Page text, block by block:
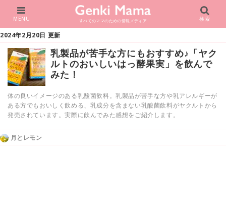
すべてのママのための情報メディア
MENU 検索
2024年2月20日 更新
乳製品が苦手な方にもおすすめ♪「ヤク
ルトのおいしいはっ酵果実」を飲んで
みた！
体の良いイメージのある乳酸菌飲料。乳製品が苦手な方や乳アレルギーが
ある方でもおいしく飲める、乳成分を含まない乳酸菌飲料がヤクルトから
発売されています。実際に飲んでみた感想をご紹介します。
月とレモン